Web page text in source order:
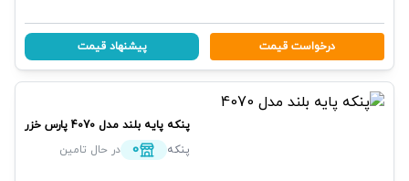
درخواست قیمت پیشنهاد قیمت
پنکه پایه بلند مدل 4070
پارس خزر
پنکه
0 در حال تامین